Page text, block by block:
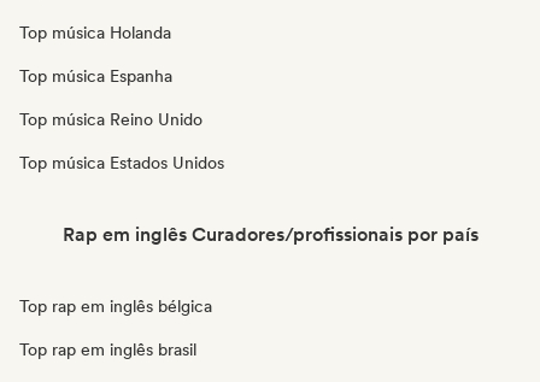
Top música Holanda
Top música Espanha
Top música Reino Unido
Top música Estados Unidos
Rap em inglês Curadores/profissionais por país
Top rap em inglês bélgica
Top rap em inglês brasil